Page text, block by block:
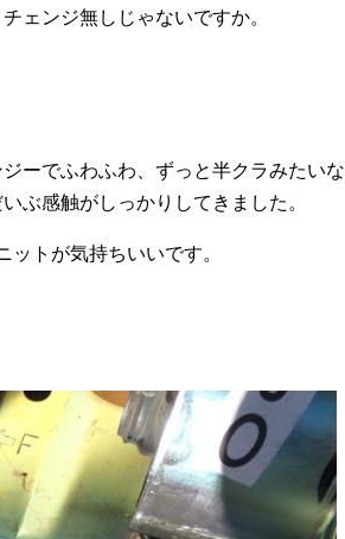
ェンジ無しじゃないですか。
ーでふわふわ、ずっと半クラみたいな
ぶ感触がしっかりしてきました。
トが気持ちいいです。